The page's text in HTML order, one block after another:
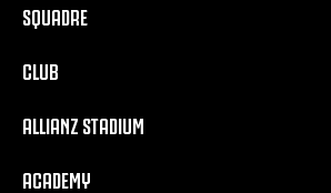
SQUADRE
CLUB
ALLIANZ STADIUM
ACADEMY